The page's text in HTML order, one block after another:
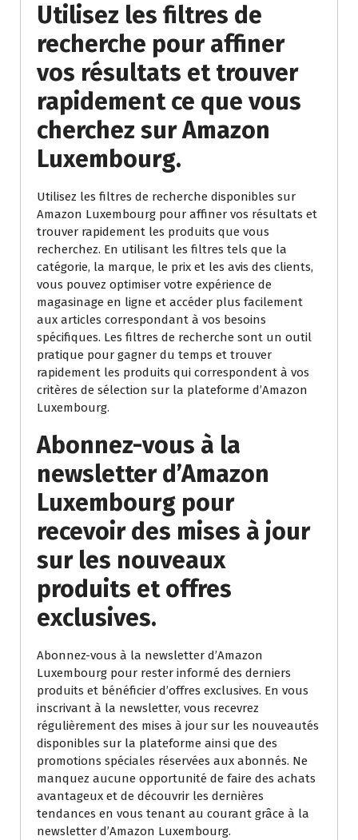
Utilisez les filtres de
recherche pour affiner
vos résultats et trouver
rapidement ce que vous
cherchez sur Amazon
Luxembourg.
Utilisez les filtres de recherche disponibles sur
Amazon Luxembourg pour affiner vos résultats et
trouver rapidement les produits que vous
recherchez. En utilisant les filtres tels que la
catégorie, la marque, le prix et les avis des clients,
vous pouvez optimiser votre expérience de
magasinage en ligne et accéder plus facilement
aux articles correspondant à vos besoins
spécifiques. Les filtres de recherche sont un outil
pratique pour gagner du temps et trouver
rapidement les produits qui correspondent à vos
critères de sélection sur la plateforme d’Amazon
Luxembourg.
Abonnez-vous à la
newsletter d’Amazon
Luxembourg pour
recevoir des mises à jour
sur les nouveaux
produits et offres
exclusives.
Abonnez-vous à la newsletter d’Amazon
Luxembourg pour rester informé des derniers
produits et bénéficier d’offres exclusives. En vous
inscrivant à la newsletter, vous recevrez
régulièrement des mises à jour sur les nouveautés
disponibles sur la plateforme ainsi que des
promotions spéciales réservées aux abonnés. Ne
manquez aucune opportunité de faire des achats
avantageux et de découvrir les dernières
tendances en vous tenant au courant grâce à la
newsletter d’Amazon Luxembourg.